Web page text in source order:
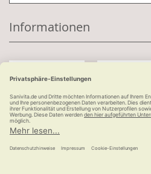
Informationen
Kauf auf Rechnung